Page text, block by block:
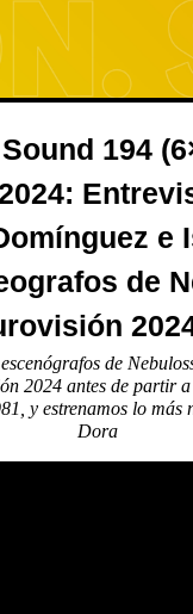
Sound
194
e
de
de
2024 antes de partir
y estrenamos lo más
Dora